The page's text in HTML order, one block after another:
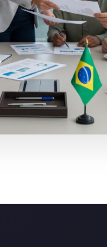
20+
Anos de Experiência
99%
Satisfação